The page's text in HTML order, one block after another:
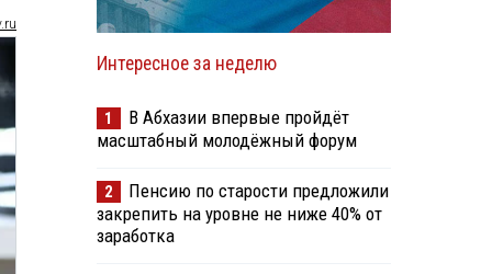
Интересное за неделю
1
В Абхазии впервые пройдёт
масштабный молодёжный форум
2
Пенсию по старости предложили
закрепить на уровне не ниже 40% от
заработка